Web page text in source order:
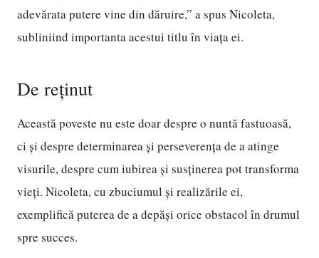
adevărata putere vine din dăruire,” a spus Nicoleta,
subliniind importanta acestui titlu în viața ei.
De reținut
Această poveste nu este doar despre o nuntă fastuoasă,
ci și despre determinarea și perseverența de a atinge
visurile, despre cum iubirea și susținerea pot transforma
vieți. Nicoleta, cu zbuciumul și realizările ei,
exemplifică puterea de a depăși orice obstacol în drumul
spre succes.